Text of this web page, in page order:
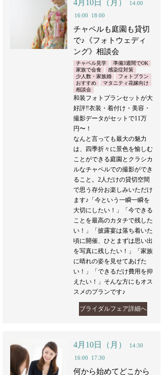
4月10日（月）
14:00
16:00
18:00
チャペルも庭園も貸切
で♪《フォトウェディ
ング》相談会
チャペル見学
準備3週間でOK
家族で会食
感染症対策
少人数・家族婚
フォトプラン
おすすめ
マタニティ花嫁向け
相談会
和装フォトプランセットが大
好評‼︎衣装・着付け・美容・
撮影データがセットで11万
円〜！
なんと言っても最大の魅力
は、四季折々に景色を愉しむ
ことができる庭園とクラシカ
ルなチャペルでの撮影ができ
ること。2人だけの貸切空間
で思う存分お楽しみいただけ
ます♪「今という一瞬一瞬を
大切にしたい！」「今できる
ことを最高のカタチで残した
い！」「披露宴は落ち着いた
頃に開催、ひとまずは思い出
を写真に残したい！」「家族
に晴れの姿を見せてあげた
い！」「できるだけ費用を抑
えたい！」そんな方にもオス
スメのプランです♪
ブライダルフェア詳細へ
4月10日（月）
14:30
16:00
17:30
何から始めてどこから